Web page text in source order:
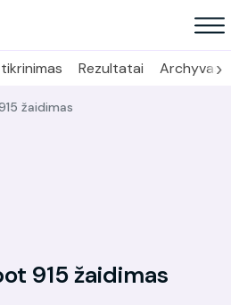
Rezultatai Archyvas
›
žaidimas
915 žaidimas